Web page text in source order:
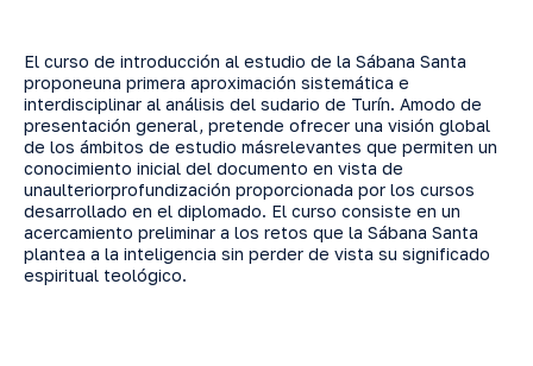
El curso de introducción al estudio de la Sábana Santa
proponeuna primera aproximación sistemática e
interdisciplinar al análisis del sudario de Turín. Amodo de
presentación general, pretende ofrecer una visión global
de los ámbitos de estudio másrelevantes que permiten un
conocimiento inicial del documento en vista de
unaulteriorprofundización proporcionada por los cursos
desarrollado en el diplomado. El curso consiste en un
acercamiento preliminar a los retos que la Sábana Santa
plantea a la inteligencia sin perder de vista su significado
espiritual teológico.